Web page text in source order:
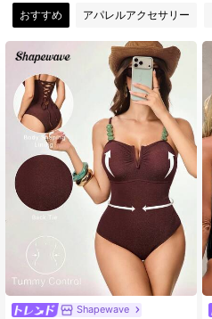
4.79 41K フォロワー
4.79 41K フォロワー
4.79 41K フォロワー
おすすめ アパレルアクセサリー
Shapewave